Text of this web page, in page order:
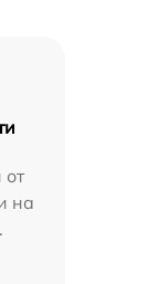
от
на